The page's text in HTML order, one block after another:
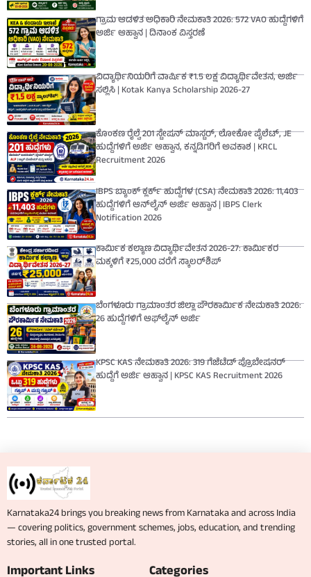
ಗ್ರಾಮ ಆಡಳಿತ ಅಧಿಕಾರಿ ನೇಮಕಾತಿ 2026: 572 VAO ಹುದ್ದೆಗಳಿಗೆ
ಅರ್ಜಿ ಆಹ್ವಾನ | ದಿನಾಂಕ ವಿಸ್ತರಣೆ
ವಿದ್ಯಾರ್ಥಿನಿಯರಿಗೆ ವಾರ್ಷಿಕ ₹1.5 ಲಕ್ಷ ವಿದ್ಯಾರ್ಥಿವೇತನ, ಅರ್ಜಿ
ಸಲ್ಲಿಸಿ | Kotak Kanya Scholarship 2026-27
ಕೊಂಕಣ ರೈಲ್ವೆ 201 ಸ್ಟೇಷನ್ ಮಾಸ್ಟರ್, ಲೋಕೋ ಪೈಲೆಟ್, JE
ಹುದ್ದೆಗಳಿಗೆ ಅರ್ಜಿ ಆಹ್ವಾನ, ಕನ್ನಡಿಗರಿಗೆ ಅವಕಾಶ | KRCL
Recruitment 2026
IBPS ಬ್ಯಾಂಕ್ ಕ್ಲರ್ಕ್ ಹುದ್ದೆಗಳ (CSA) ನೇಮಕಾತಿ 2026: 11,403
ಹುದ್ದೆಗಳಿಗೆ ಆನ್‌ಲೈನ್ ಅರ್ಜಿ ಆಹ್ವಾನ | IBPS Clerk
Notification 2026
ಕಾರ್ಮಿಕ ಕಲ್ಯಾಣ ವಿದ್ಯಾರ್ಥಿವೇತನ 2026-27: ಕಾರ್ಮಿಕರ
ಮಕ್ಕಳಿಗೆ ₹25,000 ವರೆಗೆ ಸ್ಕಾಲರ್‌ಶಿಪ್
ಬೆಂಗಳೂರು ಗ್ರಾಮಾಂತರ ಜಿಲ್ಲಾ ಪೌರಕಾರ್ಮಿಕ ನೇಮಕಾತಿ 2026:
26 ಹುದ್ದೆಗಳಿಗೆ ಆಫ್‌ಲೈನ್ ಅರ್ಜಿ
KPSC KAS ನೇಮಕಾತಿ 2026: 319 ಗೆಜೆಟೆಡ್ ಪ್ರೊಬೇಷನರ್
ಹುದ್ದೆಗೆ ಅರ್ಜಿ ಆಹ್ವಾನ | KPSC KAS Recruitment 2026
Karnataka24 brings you breaking news from Karnataka and across India
— covering politics, government schemes, jobs, education, and trending
stories, all in one trusted portal.
Important Links Categories